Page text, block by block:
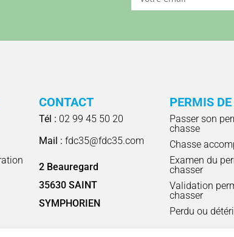
CONTACT
Tél : 02 99 45 50 20
Mail :fdc35@fdc35.com
2 Beauregard
35630 SAINT
SYMPHORIEN
PERMIS
Passer son
chasse
Chasse
Examen du
chasser
Validation
chasser
Perdu ou